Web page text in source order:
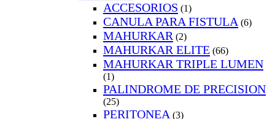
ACCESORIOS (1)
CANULA PARA FISTULA (6)
MAHURKAR (2)
MAHURKAR ELITE (66)
MAHURKAR TRIPLE LUMEN
(1)
PALINDROME DE PRECISION
(25)
PERITONEA (3)